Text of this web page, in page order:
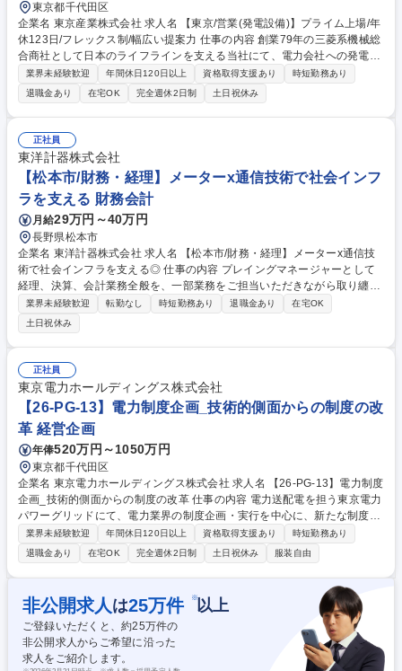
東京都千代田区
企業名 東京産業株式会社 求人名 【東京/営業(発電設備)】プライム上場/年
休123日/フレックス制/幅広い提案力 仕事の内容 創業79年の三菱系機械総
合商社として日本のライフラインを支える当社にて、電力会社への発電設
備(ボイラなど)の営業を担当。金額規模の大きい案件を提案から納入まで
一貫したプロセスで行えるのが強みです。 顧客ニーズに合わせた提案、見
積書の作成提示、受注に向けた仕様・価格打合せ、納入業務などを担当し
ます。 【魅力】成長戦略として、「新規事業への取り組み」を掲げ、機械
商社の枠組みにとらわれない独自色を出せる新規事業の発掘・開拓を行な
っています。個人が持っているアイデアを発信し、事業として具体化させ
ることが可能です。創立80周年に向け、環境エネルギーに強い機械総合商
社を目指しています。 募集職種 【東京/営業(発電設備)】プライム上場/年
休123日/フレックス制/幅広い提案力
業界未経験歓迎 年間休日120日以上 資格取得支援あり
時短勤務あり
退職金あり
在宅OK 完全週休2日制 土日祝休み
正社員
東洋計器株式会社
【松本市/財務・経理】メーターx通信技術で社会インフ
ラを支える 財務会計
月給29万円～40万円
長野県松本市
企業名 東洋計器株式会社 求人名 【松本市/財務・経理】メーターx通信技
術で社会インフラを支える◎ 仕事の内容 プレイングマネージャーとして
経理、決算、会計業務全般を、一部業務をご担当いただきながら取り纏め
ていただきます。またチームをまとめる役割もお任せいたします。 【具体
的な業務】・当社並びに関連会社、子会社の決算業務（月次、中間、年
次）・会計、税務上の論点に対するフロント部門や監査法人との折衝・財
務的な検討業務・管理会計（部門損益管理、予実管理等）・内部監査業務
等 経理担当者を取り纏め、経営企画系課長と協力し、財務経理部門マネー
ジャーを支える立場で仕事をしていただきます。 募集職種 【松本市/財
務・経理】メーターx通信技術で社会インフラを支える◎
業界未経験歓迎 転勤なし 時短勤務あり 退職金あり
在宅OK
土日祝休み
正社員
東京電力ホールディングス株式会社
【26-PG-13】電力制度企画_技術的側面からの制度の改
革 経営企画
年俸520万円～1050万円
東京都千代田区
企業名 東京電力ホールディングス株式会社 求人名 【26-PG-13】電力制度
企画_技術的側面からの制度の改革 仕事の内容 電力送配電を担う東京電力
パワーグリッドにて、電力業界の制度企画・実行を中心に、新たな制度設
計や業界全体の課題抽出、解決策の提案など、多岐にわたるプロジェクト
を推進。数10～100人、数億～数百億円規模 ■一般送配電事業等に関する
既存制度を理解し、新たな制度設計に向けて総括・検討・調整 ■業界団体
や他社と連携し、業界全体の取り組み推進や課題抽出、技術的提案を企画
■数値データの整理や分析を通じた制度企画の精度向上 ■社内(役員/他部門
等)、社外(国/業界団体/他電力会社/大学教授等)と幅広くコミュニケーショ
ン・交渉・調整 ※全国エリア(北海道～沖縄)を対象とした業務を担当 募集
職種 【26-PG-13】電力制度企画_技術的側面からの制度の改革
業界未経験歓迎 年間休日120日以上 資格取得支援あり
時短勤務あり
退職金あり
在宅OK 完全週休2日制 土日祝休み 服装自由
非公開求人 は25万件 ※以上
ご登録いただくと、約25万件の
非公開求人からご希望に沿った
求人をご紹介します。